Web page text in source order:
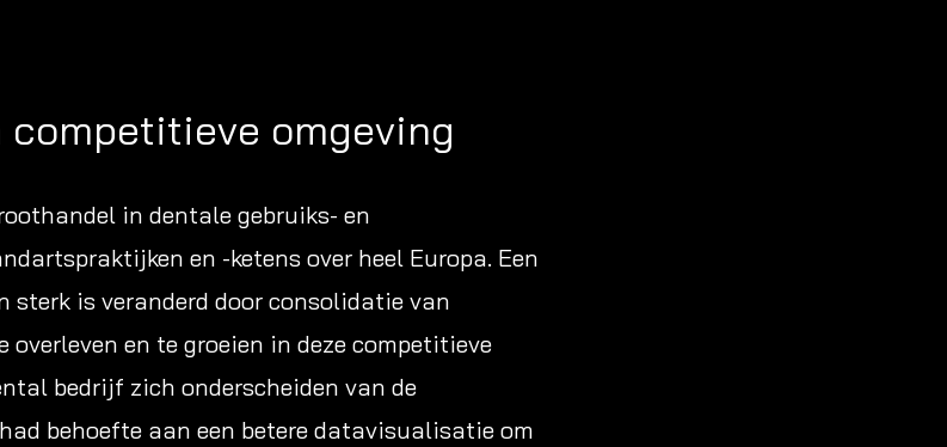
competitieve omgeving
in dentale gebruiks- en
en -ketens over heel Europa. Een
sterk is veranderd door consolidatie van
en te groeien in deze competitieve
bedrijf zich onderscheiden van de
behoefte aan een betere datavisualisatie om